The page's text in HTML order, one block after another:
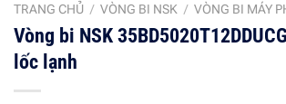
TRANG CHỦ / VÒNG BI NSK / VÒNG BI MÁY
Vòng bi NSK
lốc lạnh